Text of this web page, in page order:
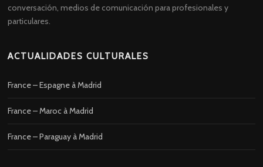
conversación, medios de comunicación para profesionales y
particulares.
ACTUALIDADES CULTURALES
France – Espagne à Madrid
France – Maroc à Madrid
France – Paraguay à Madrid